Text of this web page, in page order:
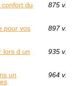
du
875 v.
pour vos
897 v.
lors d un
935 v.
un
964 v.